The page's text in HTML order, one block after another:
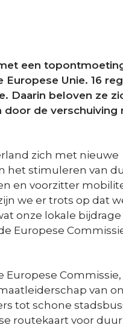
een
Unie. 16
Daarin beloven ze
de verschuiving
zich met nieuwe
het stimuleren van
en voorzitter
we er trots op dat
onze lokale bijdrage
Europese
Europese
van
tot schone
routekaart voor